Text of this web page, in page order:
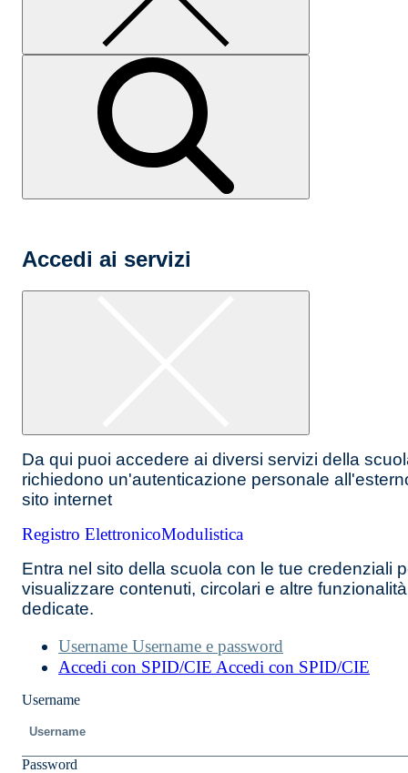
Accedi ai servizi
Da qui puoi accedere ai diversi servizi della
richiedono un'autenticazione personale
sito internet
Registro ElettronicoModulistica
Entra nel sito della scuola con le tue credenziali
visualizzare contenuti, circolari e altre
dedicate.
Username Username e password
Accedi con SPID/CIE Accedi con SPID/CIE
Username
Password